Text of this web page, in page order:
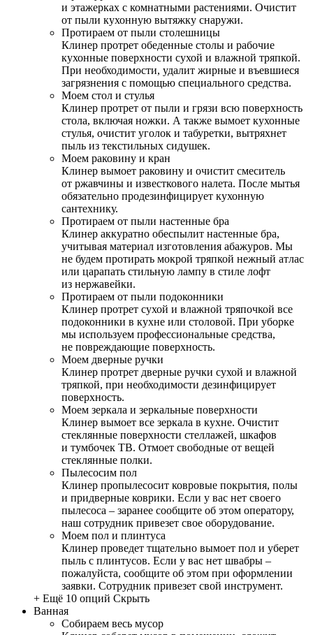
и этажерках с комнатными растениями. Очистит
от пыли кухонную вытяжку снаружи.
Протираем от пыли столешницы
Клинер протрет обеденные столы и рабочие
кухонные поверхности сухой и влажной тряпкой.
При необходимости, удалит жирные и въевшиеся
загрязнения с помощью специального средства.
Моем стол и стулья
Клинер протрет от пыли и грязи всю поверхность
стола, включая ножки. А также вымоет кухонные
стулья, очистит уголок и табуретки, вытряхнет
пыль из текстильных сидушек.
Моем раковину и кран
Клинер вымоет раковину и очистит смеситель
от ржавчины и известкового налета. После мытья
обязательно продезинфицирует кухонную
сантехнику.
Протираем от пыли настенные бра
Клинер аккуратно обеспылит настенные бра,
учитывая материал изготовления абажуров. Мы
не будем протирать мокрой тряпкой нежный атлас
или царапать стильную лампу в стиле лофт
из нержавейки.
Протираем от пыли подоконники
Клинер протрет сухой и влажной тряпочкой все
подоконники в кухне или столовой. При уборке
мы используем профессиональные средства,
не повреждающие поверхность.
Моем дверные ручки
Клинер протрет дверные ручки сухой и влажной
тряпкой, при необходимости дезинфицирует
поверхность.
Моем зеркала и зеркальные поверхности
Клинер вымоет все зеркала в кухне. Очистит
стеклянные поверхности стеллажей, шкафов
и тумбочек ТВ. Отмоет свободные от вещей
стеклянные полки.
Пылесосим пол
Клинер пропылесосит ковровые покрытия, полы
и придверные коврики. Если у вас нет своего
пылесоса – заранее сообщите об этом оператору,
наш сотрудник привезет свое оборудование.
Моем пол и плинтуса
Клинер проведет тщательно вымоет пол и уберет
пыль с плинтусов. Если у вас нет швабры –
пожалуйста, сообщите об этом при оформлении
заявки. Сотрудник привезет свой инструмент.
+ Ещё 10 опций Скрыть
Ванная
Собираем весь мусор